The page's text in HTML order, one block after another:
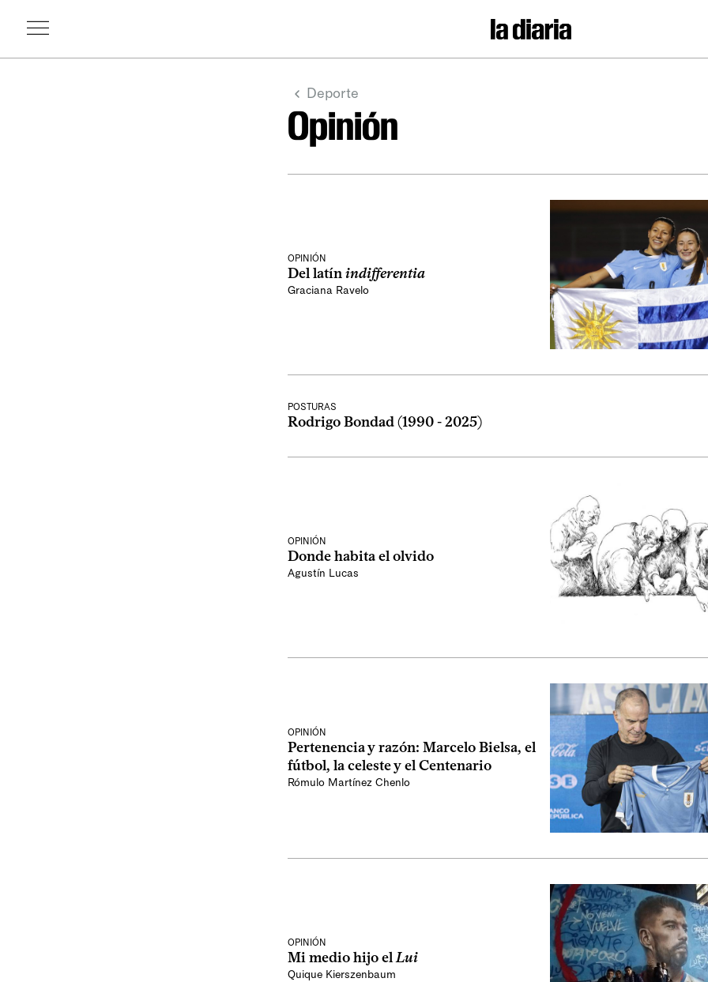
Deporte
Opinión
OPINIÓN
Del latínindifferentia
Graciana Ravelo
POSTURAS
Rodrigo Bondad (1990 - 2025)
OPINIÓN
Donde habita el olvido
Agustín Lucas
OPINIÓN
Pertenencia y razón: Marcelo Bielsa, el
fútbol, la celeste y el Centenario
Rómulo Martínez Chenlo
OPINIÓN
Mi medio hijo elLui
Quique Kierszenbaum